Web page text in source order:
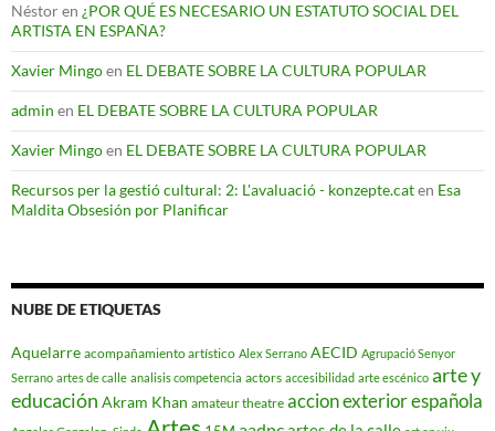
Néstoren ¿POR QUÉ ES NECESARIO UN ESTATUTO SOCIAL DEL
ARTISTA EN ESPAÑA?
Xavier Mingoen EL DEBATE SOBRE LA CULTURA POPULAR
admin en EL DEBATE SOBRE LA CULTURA POPULAR
Xavier Mingoen EL DEBATE SOBRE LA CULTURA POPULAR
Recursos per la gestió cultural: 2: L'avaluació - konzepte.caten Esa
Maldita Obsesión por Planificar
NUBE DE ETIQUETAS
Aquelarre acompañamiento artístico Alex Serrano AECID Agrupació Senyor
Serrano artes de calle analisis competencia actors accesibilidad arte escénico arte y
educación Akram Khan amateur theatre accion exterior española